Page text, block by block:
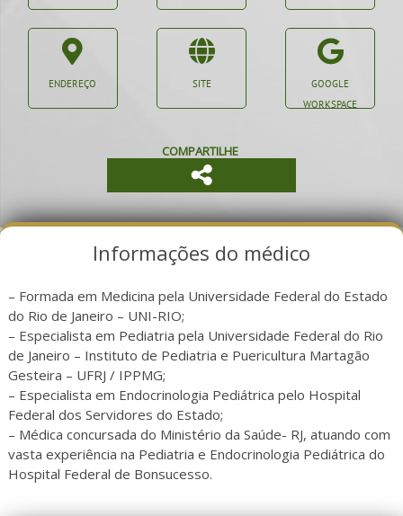
ENDEREÇO SITE
GOOGLE
WORKSPACE
COMPARTILHE
Informações do médico
– Formada em Medicina pela Universidade Federal do Estado
do Rio de Janeiro – UNI-RIO;
– Especialista em Pediatria pela Universidade Federal do Rio
de Janeiro – Instituto de Pediatria e Puericultura Martagão
Gesteira – UFRJ / IPPMG;
– Especialista em Endocrinologia Pediátrica pelo Hospital
Federal dos Servidores do Estado;
– Médica concursada do Ministério da Saúde- RJ, atuando com
vasta experiência na Pediatria e Endocrinologia Pediátrica do
Hospital Federal de Bonsucesso.